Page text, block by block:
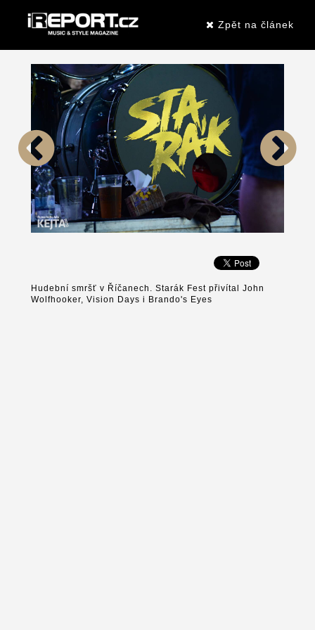
Zpět na článek
Hudební smršť v Říčanech. Starák Fest přivítal John
Wolfhooker, Vision Days i Brando's Eyes